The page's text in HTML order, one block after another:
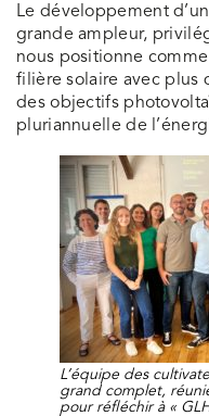
Le développement
grande ampleur,
nous positionne
filière solaire avec plus
des objectifs
pluriannuelle de
L’équipe des
grand complet,
pour réfléchir à «